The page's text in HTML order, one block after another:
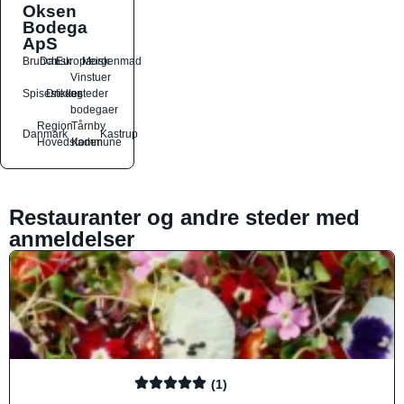
Oksen
Bodega
ApS
Brunch
DanskEuropæiskMorgenmad
Spisesteder
Drikkesteder
Vinstuer
og
bodegaer
Danmark
Region
Hovedstaden
Tårnby
Kommune
Kastrup
Restauranter og andre steder med
anmeldelser
(1)